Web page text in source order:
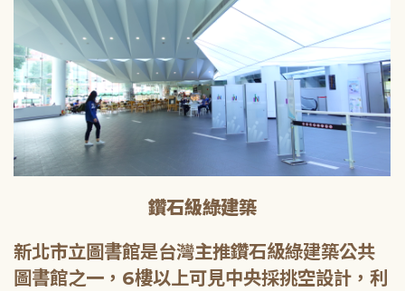
鑽石級綠建築
新北市立圖書館是台灣主推鑽石級綠建築公共
圖書館之一，6樓以上可見中央採挑空設計，利